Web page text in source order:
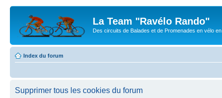
La Team "Ravélo Rando"
Des circuits de Balades et de Promenades en vélo
Index du forum
Supprimer tous les cookies du forum